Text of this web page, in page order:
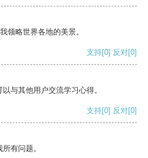
领略世界各地的美景。
支持[0] 反对[0]
与其他用户交流学习心得。
支持[0] 反对[0]
有问题。